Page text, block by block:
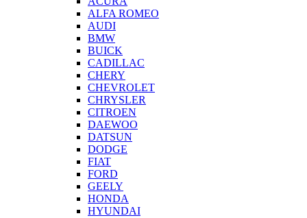
ALFA ROMEO
AUDI
BMW
BUICK
CADILLAC
CHERY
CHEVROLET
CHRYSLER
CITROEN
DAEWOO
DATSUN
DODGE
FIAT
FORD
GEELY
HONDA
HYUNDAI